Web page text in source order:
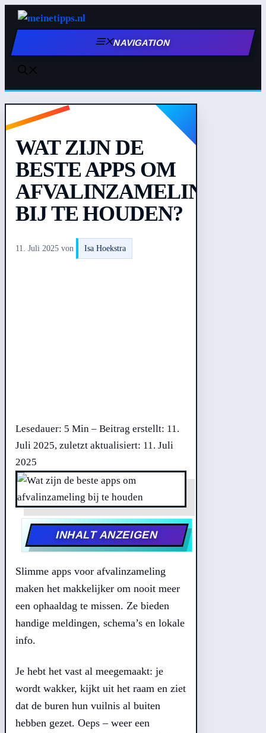
Zum
Inhalt
springen
NAVIGATION
WAT ZIJN DE
BESTE APPS OM
AFVALINZAMELING
BIJ TE HOUDEN?
11. Juli 2025 von Isa Hoekstra
Lesedauer: 5 Min – Beitrag erstellt: 11.
Juli 2025, zuletzt aktualisiert: 11. Juli
2025
INHALT ANZEIGEN
Slimme apps voor afvalinzameling
maken het makkelijker om nooit meer
een ophaaldag te missen. Ze bieden
handige meldingen, schema’s en lokale
info.
Je hebt het vast al meegemaakt: je
wordt wakker, kijkt uit het raam en ziet
dat de buren hun vuilnis al buiten
hebben gezet. Oeps – weer een